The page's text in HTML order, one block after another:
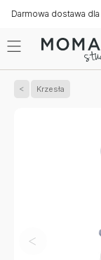
dostawa dla
Krzesła